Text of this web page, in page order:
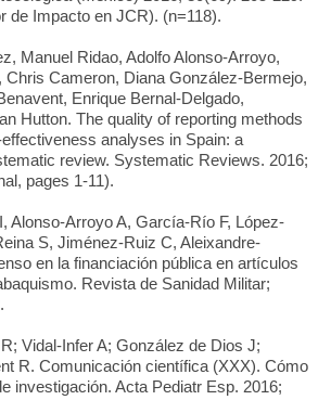
de Impacto en JCR). (n=118).
Manuel Ridao, Adolfo Alonso-Arroyo,
Cameron, Diana González-Bermejo,
Enrique Bernal-Delgado,
Hutton. The quality of reporting methods
analyses in Spain: a
review. Systematic Reviews. 2016;
pages 1-11).
Alonso-Arroyo A, García-Río F, López-
S, Jiménez-Ruiz C, Aleixandre-
en la financiación pública en artículos
Revista de Sanidad Militar;
Vidal-Infer A; González de Dios J;
R. Comunicación científica (XXX). Cómo
investigación. Acta Pediatr Esp. 2016;